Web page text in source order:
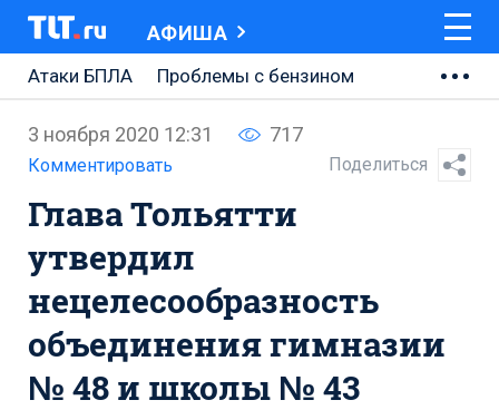
АФИША
Атаки БПЛА
Проблемы с бензином
АВТОВАЗ
Ремонт Центральной площади
Ремонт Обводного шоссе
Набережная Тольятти
Неделя Тольятти
3 ноября 2020 12:31 717
Комментировать Поделиться
Глава Тольятти
утвердил
нецелесообразность
объединения гимназии
№ 48 и школы № 43